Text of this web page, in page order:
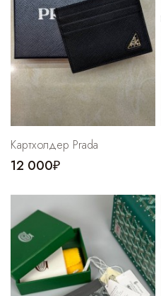
Картхолдер Prada
12 000₽